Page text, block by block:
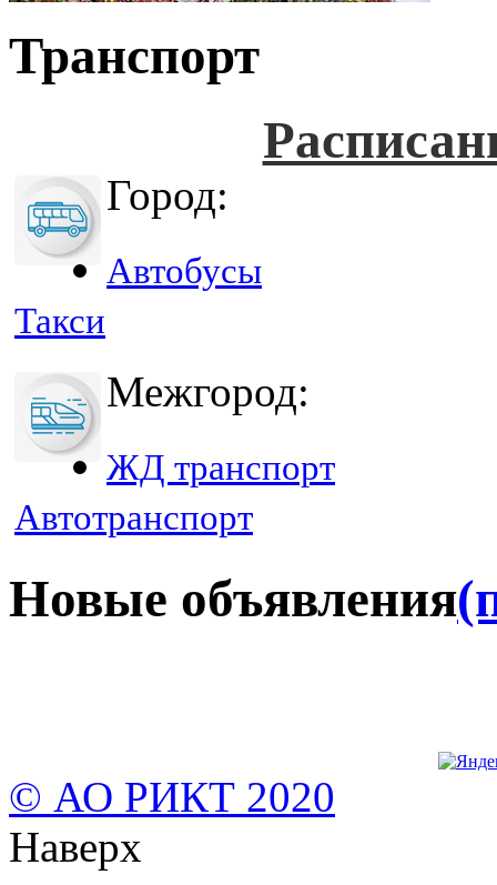
Транспорт
Город:
Автобусы
Такси
Межгород:
ЖД транспорт
Автотранспорт
Новые объявления
© АО РИКТ 2020
Наверх